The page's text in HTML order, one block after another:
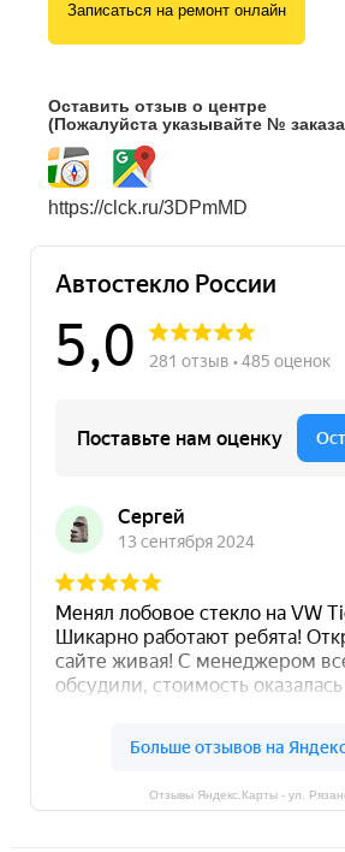
Записаться на ремонт онлайн
Оставить отзыв о центре
(Пожалуйста указывайте №
https://clck.ru/3DPmMD
Отзывы Яндекс.Карты - ул.